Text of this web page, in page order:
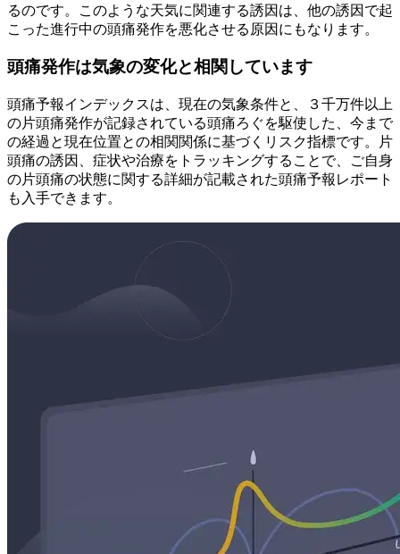
るのです。このような天気に関連する誘因は、他の誘因で起
こった進行中の頭痛発作を悪化させる原因にもなります。
頭痛発作は気象の変化と相関しています
頭痛予報インデックスは、現在の気象条件と、３千万件以上
の片頭痛発作が記録されている頭痛ろぐを駆使した、今まで
の経過と現在位置との相関関係に基づくリスク指標です。片
頭痛の誘因、症状や治療をトラッキングすることで、ご自身
の片頭痛の状態に関する詳細が記載された頭痛予報レポート
も入手できます。